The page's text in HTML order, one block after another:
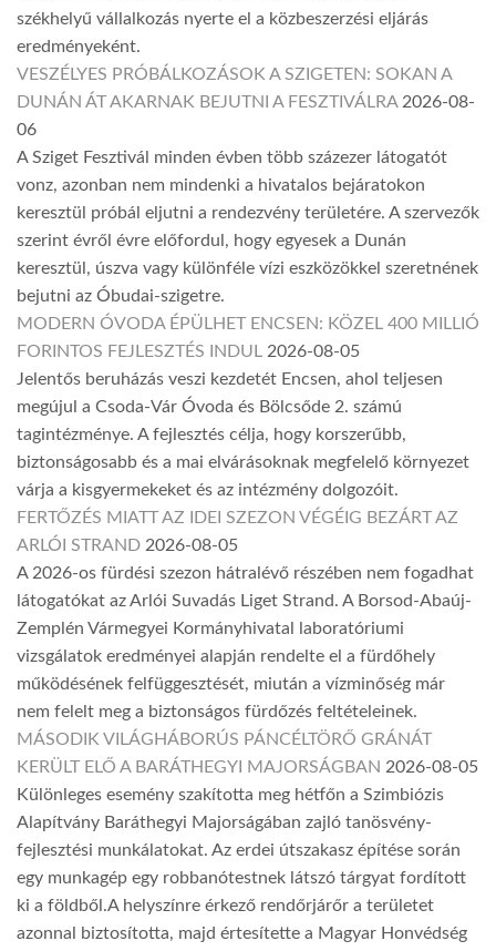
székhelyű vállalkozás nyerte el a közbeszerzési eljárás
eredményeként.
VESZÉLYES PRÓBÁLKOZÁSOK A SZIGETEN: SOKAN A
DUNÁN ÁT AKARNAK BEJUTNI A FESZTIVÁLRA 2026-08-
06
A Sziget Fesztivál minden évben több százezer látogatót
vonz, azonban nem mindenki a hivatalos bejáratokon
keresztül próbál eljutni a rendezvény területére. A szervezők
szerint évről évre előfordul, hogy egyesek a Dunán
keresztül, úszva vagy különféle vízi eszközökkel szeretnének
bejutni az Óbudai-szigetre.
MODERN ÓVODA ÉPÜLHET ENCSEN: KÖZEL 400 MILLIÓ
FORINTOS FEJLESZTÉS INDUL 2026-08-05
Jelentős beruházás veszi kezdetét Encsen, ahol teljesen
megújul a Csoda-Vár Óvoda és Bölcsőde 2. számú
tagintézménye. A fejlesztés célja, hogy korszerűbb,
biztonságosabb és a mai elvárásoknak megfelelő környezet
várja a kisgyermekeket és az intézmény dolgozóit.
FERTŐZÉS MIATT AZ IDEI SZEZON VÉGÉIG BEZÁRT AZ
ARLÓI STRAND 2026-08-05
A 2026-os fürdési szezon hátralévő részében nem fogadhat
látogatókat az Arlói Suvadás Liget Strand. A Borsod-Abaúj-
Zemplén Vármegyei Kormányhivatal laboratóriumi
vizsgálatok eredményei alapján rendelte el a fürdőhely
működésének felfüggesztését, miután a vízminőség már
nem felelt meg a biztonságos fürdőzés feltételeinek.
MÁSODIK VILÁGHÁBORÚS PÁNCÉLTÖRŐ GRÁNÁT
KERÜLT ELŐ A BARÁTHEGYI MAJORSÁGBAN 2026-08-05
Különleges esemény szakította meg hétfőn a Szimbiózis
Alapítvány Baráthegyi Majorságában zajló tanösvény-
fejlesztési munkálatokat. Az erdei útszakasz építése során
egy munkagép egy robbanótestnek látszó tárgyat fordított
ki a földből.A helyszínre érkező rendőrjárőr a területet
azonnal biztosította, majd értesítette a Magyar Honvédség